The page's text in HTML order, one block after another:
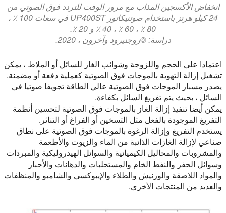
انخفاض الأكسجين المذاب مع مرور الوقت للتردد فوق الصوتي من
24 كيلو هرتز باستخدام صوتنيكاتور UP400ST في سعات 100 ٪ ،
80 ٪ ، 60 ٪ ، 40 ٪ و 20 ٪.
دراسة: ©روجنيرود وآخرون ، 2020.
اعتمادا على الحجم واللزوجة وشوائب الغاز للسائل أو الملاط ، يمكن
تشغيل إزالة التهوية بالموجات فوق الصوتية كعملية دفعة أو مضمنة.
يصدر مسبار الموجات فوق الصوتية عالي الطاقة تجويفا صوتيا في
السائل ، بحيث يتم تفريغ السائل بكفاءة.
يمكن أيضا تنفيذ إزالة الغاز بالموجات فوق الصوتية لتحسين أنظمة
التفريغ الموجودة بالفعل مثل التسخين أو الفراغ أو التناثر.
يستخدم التفريغ وإزالة الرغوة بالموجات فوق الصوتية على نطاق
صناعي لإزالة الغازات الذائبة من الماء والزيوت والأطعمة
والمشروبات والمحاليل الكيميائية والسوائل الهيدروليكية والمبردات
وسوائل الحفر والنفط الخام والمستحلبات والدهانات والأحبار
والمواد اللاصقة والورنيش والطلاء والإيبوكسي والشامبو والمنظفات
والعديد من المنتجات الأخرى.